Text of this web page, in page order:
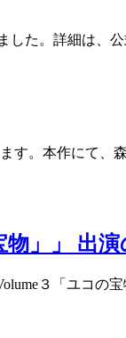
た。詳細は、
す。本作にて
」」 出
３「ユコの